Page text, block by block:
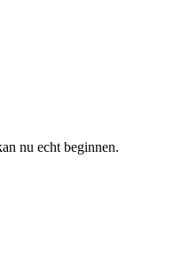
nu echt beginnen.